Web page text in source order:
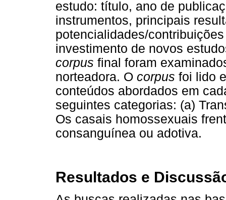
estudo: título, ano de
instrumentos, principais
potencialidades/
investimento de novos
corpus final foram
norteadora. O corpus foi lido
conteúdos abordados em
seguintes categorias: (a)
Os casais homossexuais
consanguínea ou adotiva.
Resultados e